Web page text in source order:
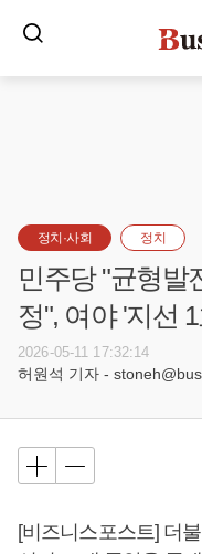
정치·사회 정치
민주당 "균형발
정", 여야 '지선
2026-05-11 17:32:14
허원석 기자 -
[비즈니스포스트] 더